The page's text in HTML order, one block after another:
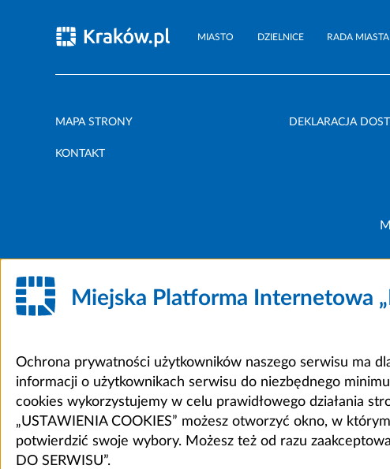
MIASTO DZIELNICE RADA MIASTA
MAPA STRONY DEKLARACJA
KONTAKT
Miejska Platforma Internetowa
Ochrona prywatności użytkowników naszego serwisu ma
informacji o użytkownikach serwisu do niezbędnego
cookies wykorzystujemy w celu prawidłowego działania
„USTAWIENIA COOKIES” możesz otworzyć okno, w
potwierdzić swoje wybory. Możesz też od razu
DO SERWISU”.